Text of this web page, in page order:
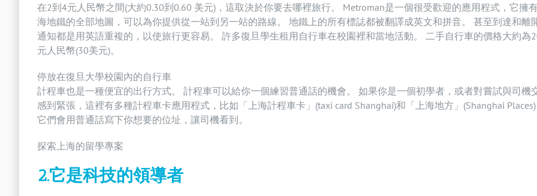
在2到4元人民幣之間(大約0.30到0.60 美元)，這取決於你要去哪裡旅行。 Metroman是一個很受歡迎的應用程式，它擁
海地鐵的全部地圖，可以為你提供從一站到另一站的路線。 地鐵上的所有標誌都被翻譯成英文和拼音。 甚至到達和離
通知都是用英語重複的，以使旅行更容易。 許多復旦學生租用自行車在校園裡和當地活動。 二手自行車的價格大約為
元人民幣(30美元)。
停放在復旦大學校園內的自行車
計程車也是一種便宜的出行方式。 計程車可以給你一個練習普通話的機會。 如果你是一個初學者，或者對嘗試與司機
感到緊張，這裡有多種計程車卡應用程式，比如「上海計程車卡」(taxi card Shanghai)和「上海地方」(Shanghai Places)
它們會用普通話寫下你想要的位址，讓司機看到。
探索上海的留學專案
2.它是科技的領導者